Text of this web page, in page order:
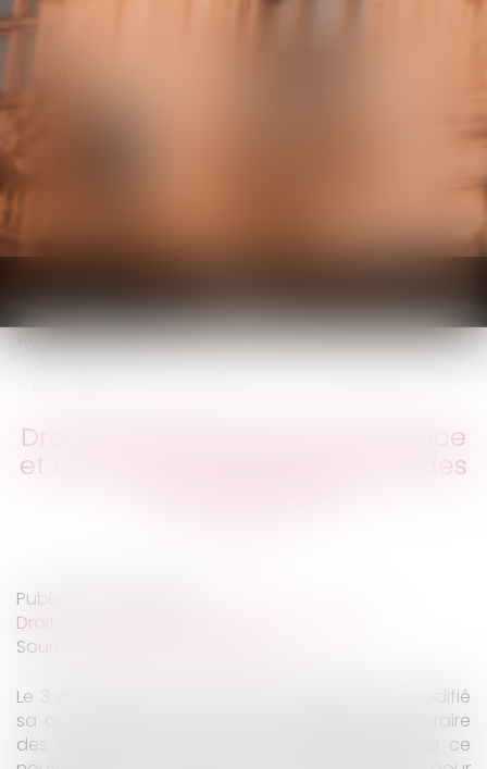
KALIFA Avocats
Ouvrir
le
menu
Vous êtes ici :Accueil
Droit européen de la concurrence
et covid-19 : l’assouplissement des
Publié le :
Droit commercial
Source :
Le 3 avril 2020, la Commission européenne a modifié
sa communication visant l’encadrement temporaire
des aides d’État du 16 mars. En application de ce